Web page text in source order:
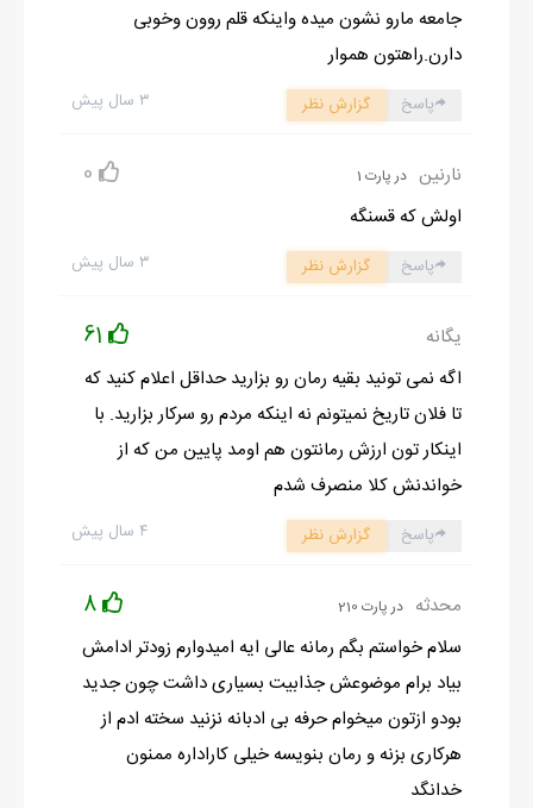
جامعه مارو نشون میده واینکه قلم روون وخوبی
دارن.راهتون هموار
۳ سال پیش پاسخ گزارش نظر
نارنین در پارت 1 0
اولش که قسنگه
۳ سال پیش پاسخ گزارش نظر
یگانه 61
اگه نمی تونید بقیه رمان رو بزارید حداقل اعلام کنید که
تا فلان تاریخ نمیتونم نه اینکه مردم رو سرکار بزارید. با
اینکار تون ارزش رمانتون هم اومد پایین من که از
خواندنش کلا منصرف شدم
۴ سال پیش پاسخ گزارش نظر
محدثه در پارت 210 8
سلام خواستم بگم رمانه عالی ایه امیدوارم زودتر ادامش
بیاد برام موضوعش جذابیت بسیاری داشت چون جدید
بودو ازتون میخوام حرفه بی ادبانه نزنید سخته ادم از
هرکاری بزنه و رمان بنویسه خیلی کاراداره ممنون
خدانگد